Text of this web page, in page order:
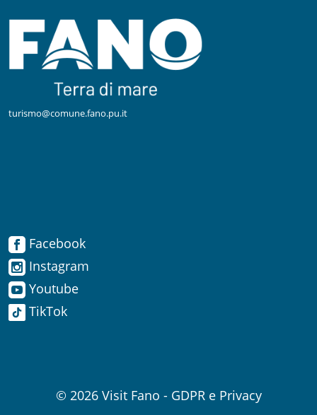
Instagram
Youtube
turismo@comune.fano.pu.it
Facebook
Instagram
Youtube
TikTok
© 2026 Visit Fano - GDPR e Privacy